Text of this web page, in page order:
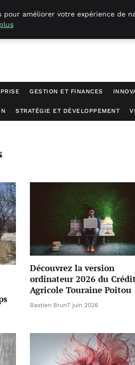
GESTION ET FINANCES
STRATÉGIE ET DÉVELOPPEMENT
Découvrez la version
ordinateur 2026 du
Agricole Touraine Poitou
Bastien Brun7 juin 2026
pour améliorer votre expérience de